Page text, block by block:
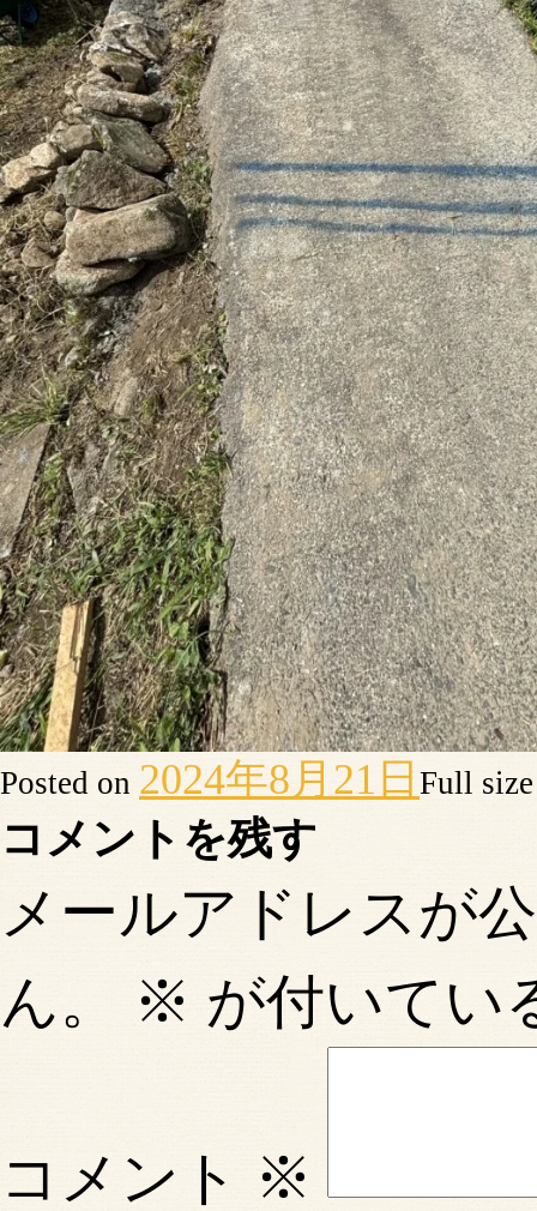
Posted on 2024年8月21日 Full
コメントを残す
メールアドレスが
ん。
※ が付いてい
コメント ※